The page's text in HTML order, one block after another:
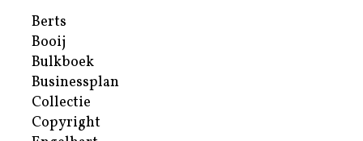
Berts
Booij
Bulkboek
Businessplan
Collectie
Copyright